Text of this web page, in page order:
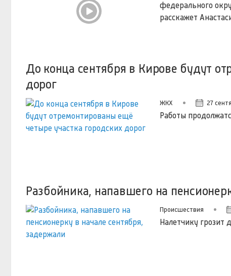
федерального
расскажет
До конца сентября в Кирове будут
дорог
ЖКХ 27
Работы
Разбойника, напавшего на
Происшествия
Налетчику грозит